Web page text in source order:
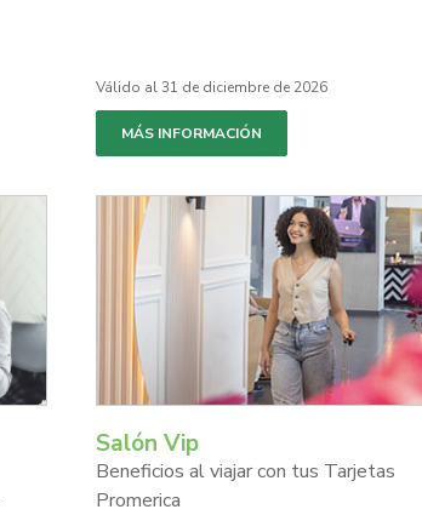
Válido al 31 de diciembre de 2026
MÁS INFORMACIÓN
Salón Vip
Beneficios al viajar con tus Tarjetas
Promerica